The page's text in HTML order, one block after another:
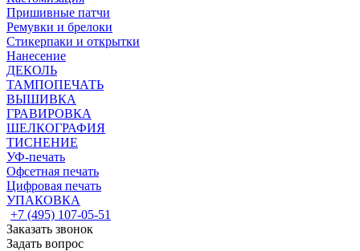
Пришивные патчи
Ремувки и брелоки
Стикерпаки и открытки
Нанесение
ДЕКОЛЬ
ТАМПОПЕЧАТЬ
ВЫШИВКА
ГРАВИРОВКА
ШЕЛКОГРАФИЯ
ТИСНЕНИЕ
УФ-печать
Офсетная печать
Цифровая печать
УПАКОВКА
+7 (495) 107-05-51
Заказать звонок
Задать вопрос